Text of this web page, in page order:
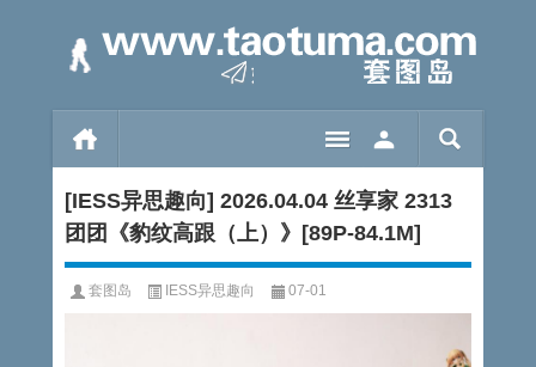
[IESS异思趣向] 2026.04.04 丝享家 2313
团团《豹纹高跟（上）》[89P-84.1M]
套图岛 IESS异思趣向 07-01